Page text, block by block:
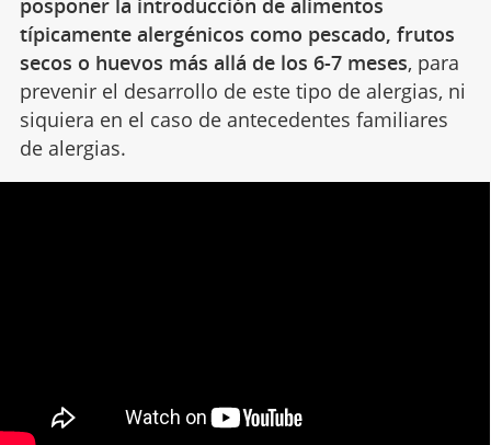
posponer la introducción de alimentos
típicamente alergénicos como pescado, frutos
secos o huevos más allá de los 6-7 meses, para
prevenir el desarrollo de este tipo de alergias, ni
siquiera en el caso de antecedentes familiares
de alergias.